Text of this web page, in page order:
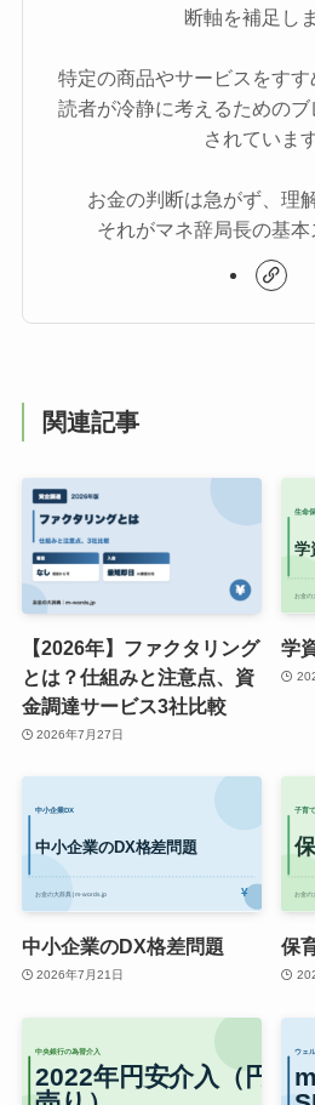
断軸を補足し
特定の商品やサービスをすす
読者が冷静に考えるための
されています
お金の判断は急がず、理
それがマネ辞局長の基本
関連記事
【2026年】ファクタリング
とは？仕組みと注意点、資
金調達サービス3社比較
2026年7月27日
学
中小企業のDX格差問題
2026年7月21日
保